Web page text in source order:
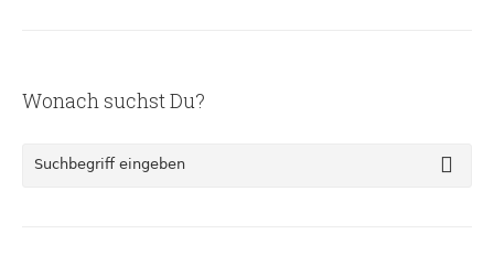
Wonach suchst Du?